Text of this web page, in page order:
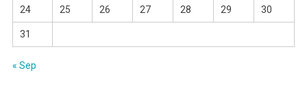
24 25 26 27 28 29 30
31
« Sep